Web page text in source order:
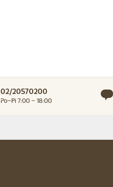
02/20570200
Po–Pi 7:00 – 18:00